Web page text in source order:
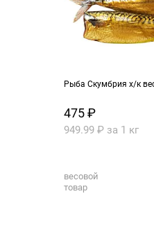
Рыба Скумбрия х/к
475 ₽
949.99 ₽ за 1 кг
весовой
товар